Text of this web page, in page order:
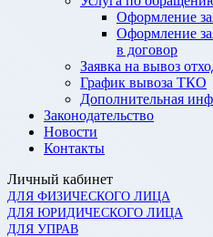
Оформление
Оформление
в договор
Заявка на вывоз
График вывоза ТКО
Дополнительная
Законодательство
Новости
Контакты
Личный кабинет
ДЛЯ ФИЗИЧЕСКОГО ЛИЦА
ДЛЯ ЮРИДИЧЕСКОГО ЛИЦА
ДЛЯ УПРАВ